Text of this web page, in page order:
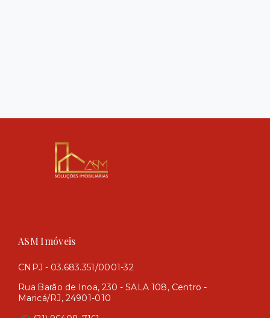
ASM Imóveis
CNPJ - 03.683.351/0001-32
Rua Barão de Inoa, 230 - SALA 108, Centro -
Maricá/RJ, 24901-010